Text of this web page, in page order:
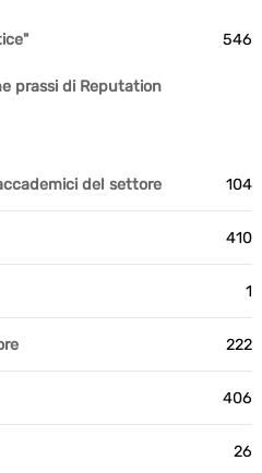
546
prassi di Reputation
del settore 104
410
1
222
406
26